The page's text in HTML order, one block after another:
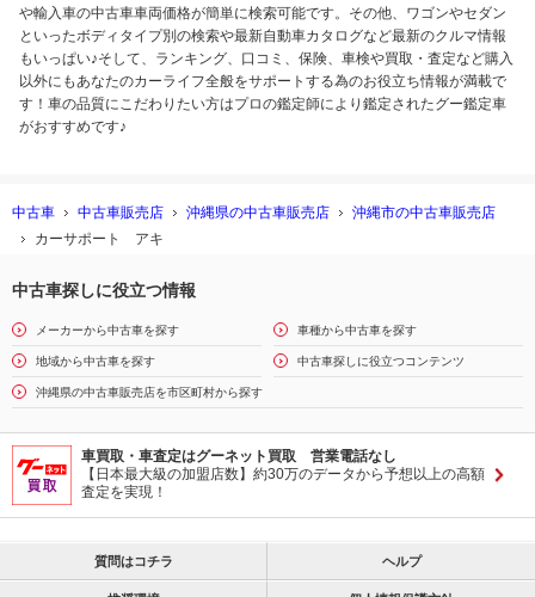
や輸入車の中古車車両価格が簡単に検索可能です。その他、ワゴンやセダン
といったボディタイプ別の検索や最新自動車カタログなど最新のクルマ情報
もいっぱい♪そして、ランキング、口コミ、保険、車検や買取・査定など購入
以外にもあなたのカーライフ全般をサポートする為のお役立ち情報が満載で
す！車の品質にこだわりたい方はプロの鑑定師により鑑定されたグー鑑定車
がおすすめです♪
中古車 中古車販売店 沖縄県の中古車販売店
沖縄市の中古車販売店
カーサポート アキ
中古車探しに役立つ情報
メーカーから中古車を探す 車種から中古車を探す
地域から中古車を探す 中古車探しに役立つコンテンツ
沖縄県の中古車販売店を市区町村から探す
車買取・車査定はグーネット買取 営業電話なし
【日本最大級の加盟店数】約30万のデータから予想以上の高額
査定を実現！
質問はコチラ ヘルプ